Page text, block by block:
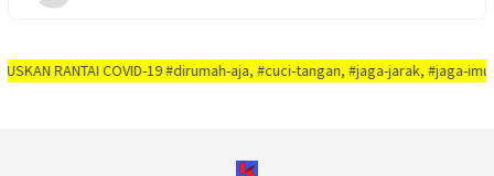
RANTAI COVID-19 #dirumah-aja, #cuci-tangan, #jaga-jarak, #jaga-